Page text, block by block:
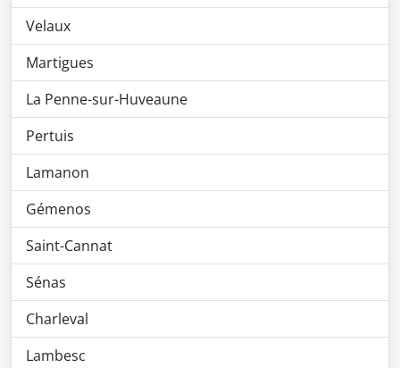
Velaux
Martigues
La Penne-sur-Huveaune
Pertuis
Lamanon
Gémenos
Saint-Cannat
Sénas
Charleval
Lambesc